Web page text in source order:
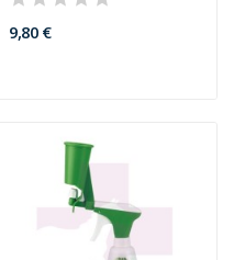
9,80 €